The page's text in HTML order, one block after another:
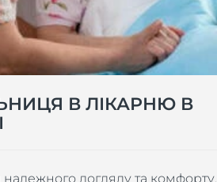
В ЛІКАРНЮ В
догляду та комфорту,